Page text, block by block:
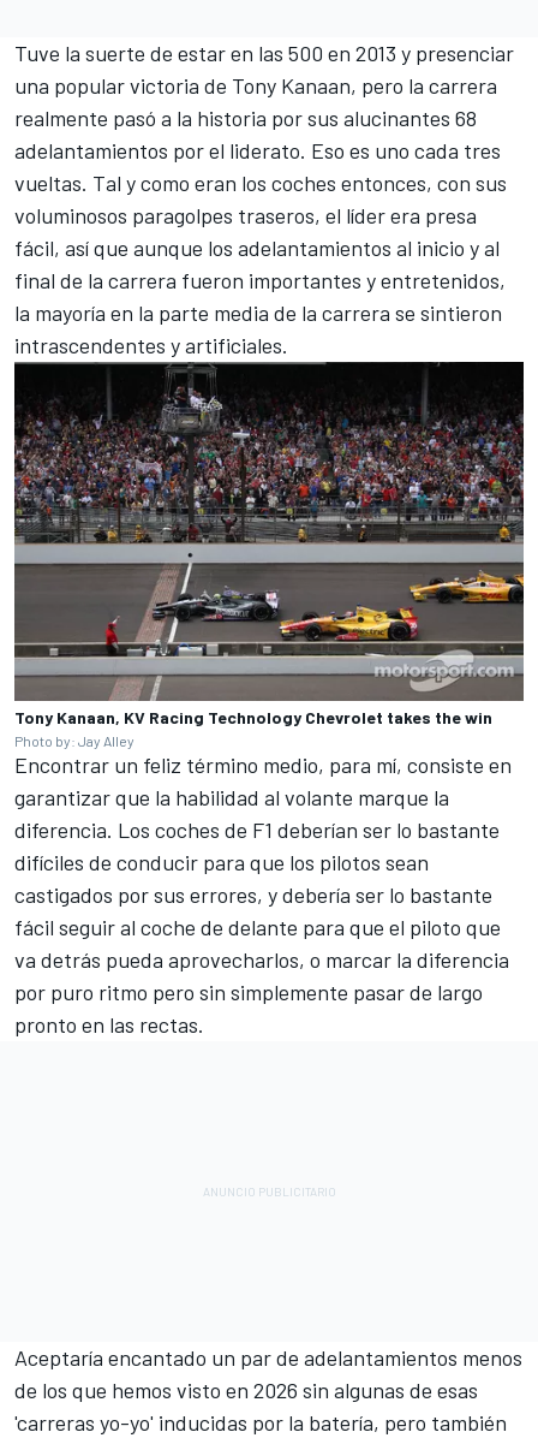
Tuve la suerte de estar en las 500 en 2013 y presenciar
una popular victoria de Tony Kanaan, pero la carrera
realmente pasó a la historia por sus alucinantes 68
adelantamientos por el liderato. Eso es uno cada tres
vueltas. Tal y como eran los coches entonces, con sus
voluminosos paragolpes traseros, el líder era presa
fácil, así que aunque los adelantamientos al inicio y al
final de la carrera fueron importantes y entretenidos,
la mayoría en la parte media de la carrera se sintieron
intrascendentes y artificiales.
Tony Kanaan, KV Racing Technology Chevrolet takes the win
Photo by: Jay Alley
Encontrar un feliz término medio, para mí, consiste en
garantizar que la habilidad al volante marque la
diferencia. Los coches de F1 deberían ser lo bastante
difíciles de conducir para que los pilotos sean
castigados por sus errores, y debería ser lo bastante
fácil seguir al coche de delante para que el piloto que
va detrás pueda aprovecharlos, o marcar la diferencia
por puro ritmo pero sin simplemente pasar de largo
pronto en las rectas.
Aceptaría encantado un par de adelantamientos menos
de los que hemos visto en 2026 sin algunas de esas
'carreras yo-yo' inducidas por la batería, pero también